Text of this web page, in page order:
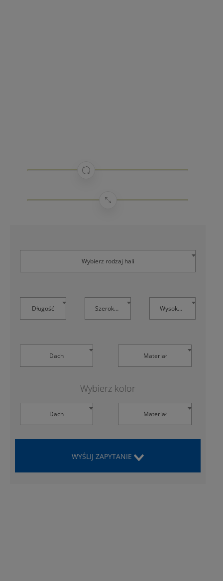
Wybierz rodzaj hali
Długość Szerokość Wysokość
Dach Materiał
Wybierz kolor
Dach Materiał
WYŚLIJ ZAPYTANIE